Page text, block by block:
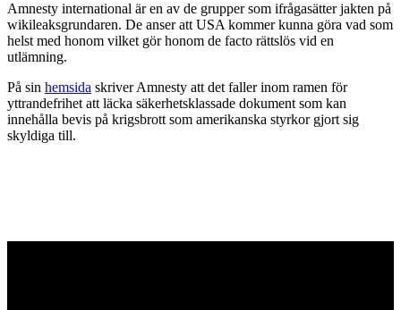
Amnesty international är en av de grupper som ifrågasätter jakten på
wikileaksgrundaren. De anser att USA kommer kunna göra vad som
helst med honom vilket gör honom de facto rättslös vid en
utlämning.
På sin hemsida skriver Amnesty att det faller inom ramen för
yttrandefrihet att läcka säkerhetsklassade dokument som kan
innehålla bevis på krigsbrott som amerikanska styrkor gjort sig
skyldiga till.